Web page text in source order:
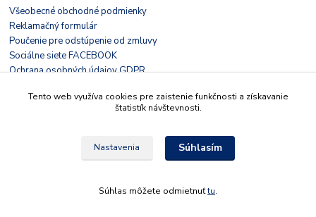
Všeobecné obchodné podmienky
Reklamačný formulár
Poučenie pre odstúpenie od zmluvy
Sociálne siete FACEBOOK
Ochrana osobných údajov GDPR
Kontaktný formulár
Hronom, Slovensko
Tento web využíva cookies pre zaistenie funkčnosti a získavanie
štatistík návštevnosti.
Nastavenia Súhlasím
Súhlas môžete odmietnuťtu.